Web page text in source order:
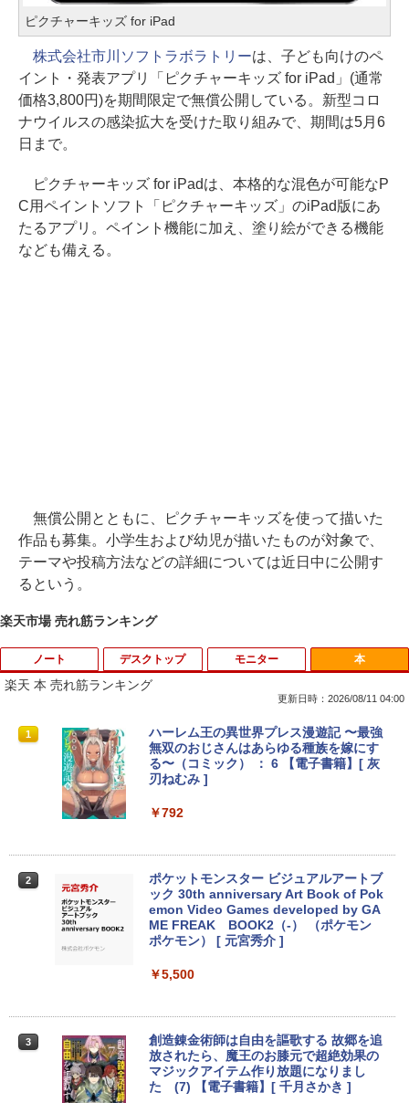
ピクチャーキッズ for iPad
株式会社市川ソフトラボラトリーは、子ども向けのペ
イント・発表アプリ「ピクチャーキッズ for iPad」(通常
価格3,800円)を期間限定で無償公開している。新型コロ
ナウイルスの感染拡大を受けた取り組みで、期間は5月6
日まで。
ピクチャーキッズ for iPadは、本格的な混色が可能なP
C用ペイントソフト「ピクチャーキッズ」のiPad版にあ
たるアプリ。ペイント機能に加え、塗り絵ができる機能
なども備える。
無償公開とともに、ピクチャーキッズを使って描いた
作品も募集。小学生および幼児が描いたものが対象で、
テーマや投稿方法などの詳細については近日中に公開す
るという。
楽天市場 売れ筋ランキング
ノート
1
中古ノートパソコン・ windows11 offic
e付・整備済み品・富士通 ARROWS Tab
Q508 文教モデル 10.1型 WUXGA タブレ
ットPC (Atom / 4GB / 128GB / Window
ーボード付 ・初期設定不要
【★最大100%ポイント】【新生活応援・
2026】【Office 2019 H&B】富士通 MU
937/Celeron 3865U/メモリ:4GB/8GB/S
フルHD/wifi/HDMI/USB3.0/中古 ノート
￥9,999
＼ ★最大2555円OFFクーポン★／中古
デスクトップ
1
地デジ BS TV 視聴 Youtube 動画 23.8 i
n NEC ラビ LAVIE Direct DA570M 整備
済 第8世代 Corei5 デスクトップパソコン
SSD512GB ＋ HDD1TB 中古 一体型 WI
ボード マウス付 初期設定済 WEBカメラ
￥63,800
【★20％クーポン】MINISFORUM NAB
6 Lite ミニPC Intel® Core i5-12600H 1
6 BT5.2 2x2500Mbps LAN有線無線接続
￥109,799
モニター
1
モバイルモニター HAILESI S123E 12.3
インチ タッチパネル タッチペン対応 モ
バイルディスプレイ 1920x1280 フルHD
3:2比率 100％sRGB広色域 高輝度300nit
軽量 自立型 スピーカー内蔵Switch2 PS5
￥11,999
【送料無料】TF: DELL デル 超広視野角
P2421D QHD (2560x1440) 液晶モニター
イト付 非光沢 ノングレア 液晶ディスプ
￥14,800
本
楽天 本 売れ筋ランキング
更新日時：2026/08/11 04:00
1
ハーレム王の異世界プレス漫遊記 〜最強
無双のおじさんはあらゆる種族を嫁にす
る〜（コミック） ： 6 【電子書籍】[ 灰
刃ねむみ ]
￥792
2
ポケットモンスター ビジュアルアートブ
ック 30th anniversary Art Book of Pok
emon Video Games developed by GA
ME FREAK BOOK2（-） （ポケモン
ポケモン） [ 元宮秀介 ]
￥5,500
3
創造錬金術師は自由を謳歌する 故郷を追
放されたら、魔王のお膝元で超絶効果の
マジックアイテム作り放題になりまし
た (7) 【電子書籍】[ 千月さかき ]